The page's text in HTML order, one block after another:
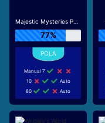
Majestic Mysteries Power Reel
77%
Manual 7
10
Auto
80
Auto